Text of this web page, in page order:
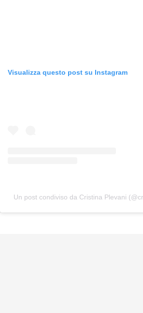
Visualizza questo post su Instagram
Un post condiviso da Cristina Plevani